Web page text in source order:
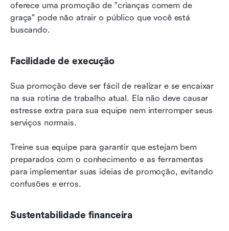
oferece uma promoção de "crianças comem de
graça" pode não atrair o público que você está
buscando.
Facilidade de execução
Sua promoção deve ser fácil de realizar e se encaixar
na sua rotina de trabalho atual. Ela não deve causar
estresse extra para sua equipe nem interromper seus
serviços normais.
Treine sua equipe para garantir que estejam bem
preparados com o conhecimento e as ferramentas
para implementar suas ideias de promoção, evitando
confusões e erros.
Sustentabilidade financeira